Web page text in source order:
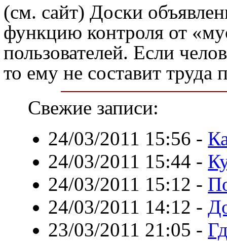
(см. сайт) Доски
функцию контроля от
пользователей. Если
то ему не составит
Свежие записи:
24/03/2011 15:56 -
24/03/2011 15:44 -
24/03/2011 15:12 -
24/03/2011 14:12 -
23/03/2011 21:05 -